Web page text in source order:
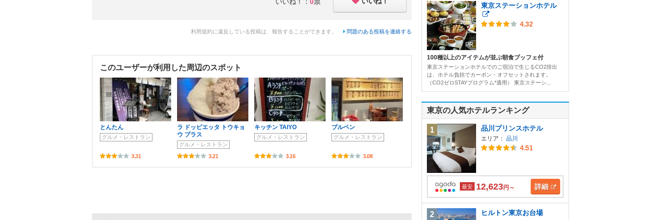
利用規約に違反している投稿は、報告することができます。 問題のある投稿を連絡する
このユーザーが利用した周辺のスポット
とんたん
グルメ・レストラン
3.31
ラ ドッピエッタ トウキョ
ウ プラス
グルメ・レストラン
3.21
キッチン TAIYO
グルメ・レストラン
3.16
ブルペン
グルメ・レストラン
3.08
PR
東京ステーションホテル
4.32
100種以上のアイテムが並ぶ朝食ブッフェ付
東京ステーションホテルでのご宿泊で生じるCO2排出
は、ホテル負担でカーボン・オフセットされます。
（CO2ゼロSTAYプログラム*適用） 東京ステーシ...
東京の人気ホテルランキング
1 品川プリンスホテル
エリア： 品川
4.51
最安 12,623円～ 詳細
2 ヒルトン東京お台場